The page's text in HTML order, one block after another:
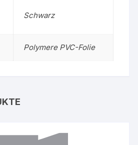
Schwarz
Polymere PVC-Folie